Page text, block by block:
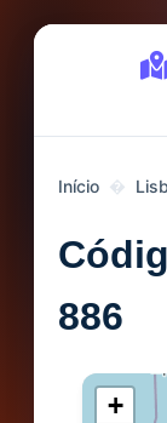
Início
886
+